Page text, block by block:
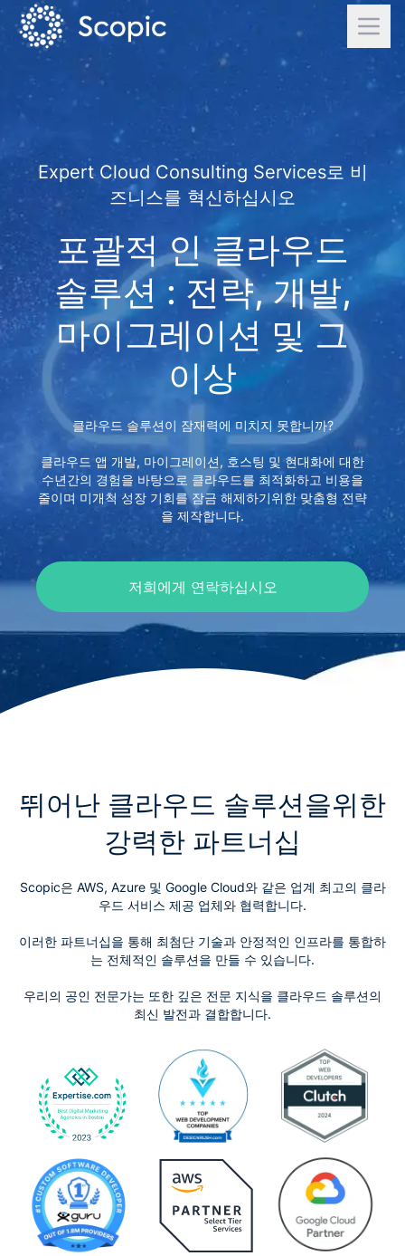
Expert Cloud Consulting Services로 비
즈니스를 혁신하십시오
포괄적 인 클라우드
솔루션 : 전략, 개발,
마이그레이션 및 그
이상
클라우드 솔루션이 잠재력에 미치지 못합니까?
클라우드 앱 개발, 마이그레이션, 호스팅 및 현대화에 대한
수년간의 경험을 바탕으로 클라우드를 최적화하고 비용을
줄이며 미개척 성장 기회를 잠금 해제하기위한 맞춤형 전략
을 제작합니다.
저희에게 연락하십시오
뛰어난 클라우드 솔루션을위한
강력한 파트너십
Scopic은 AWS, Azure 및 Google Cloud와 같은 업계 최고의 클라
우드 서비스 제공 업체와 협력합니다.
이러한 파트너십을 통해 최첨단 기술과 안정적인 인프라를 통합하
는 전체적인 솔루션을 만들 수 있습니다.
우리의 공인 전문가는 또한 깊은 전문 지식을 클라우드 솔루션의
최신 발전과 결합합니다.